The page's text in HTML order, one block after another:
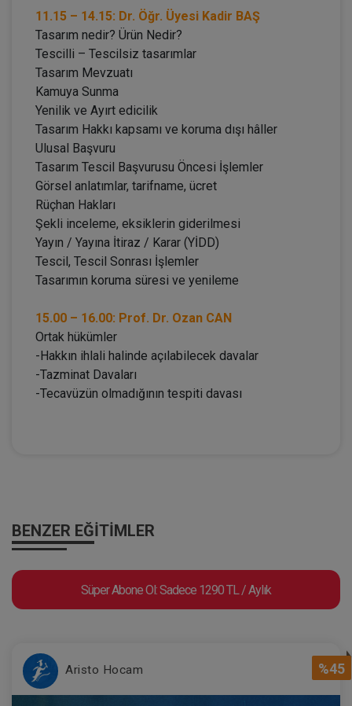
11.15 – 14.15: Dr. Öğr. Üyesi Kadir BAŞ
Tasarım nedir? Ürün Nedir?
Tescilli – Tescilsiz tasarımlar
Tasarım Mevzuatı
Kamuya Sunma
Yenilik ve Ayırt edicilik
Tasarım Hakkı kapsamı ve koruma dışı hâller
Ulusal Başvuru
Tasarım Tescil Başvurusu Öncesi İşlemler
Görsel anlatımlar, tarifname, ücret
Rüçhan Hakları
Şekli inceleme, eksiklerin giderilmesi
Yayın / Yayına İtiraz / Karar (YİDD)
Tescil, Tescil Sonrası İşlemler
Tasarımın koruma süresi ve yenileme
15.00 – 16.00: Prof. Dr. Ozan CAN
Ortak hükümler
-Hakkın ihlali halinde açılabilecek davalar
-Tazminat Davaları
-Tecavüzün olmadığının tespiti davası
BENZER EĞITIMLER
Süper Abone Ol: Sadece 1290 TL / Aylık
%45
Aristo Hocam